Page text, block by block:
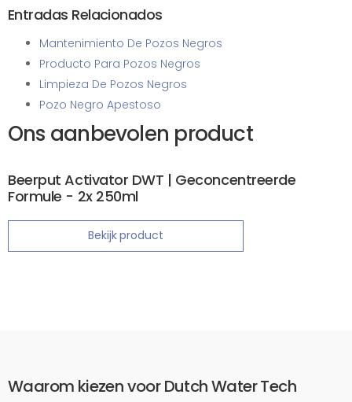
Entradas Relacionados
Mantenimiento De Pozos Negros
Producto Para Pozos Negros
Limpieza De Pozos Negros
Pozo Negro Apestoso
Ons aanbevolen product
Beerput Activator DWT | Geconcentreerde
Formule - 2x 250ml
Bekijk product
Waarom kiezen voor Dutch Water Tech